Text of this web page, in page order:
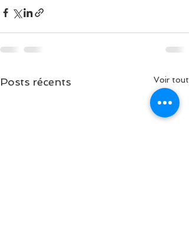
Posts récents Voir tout